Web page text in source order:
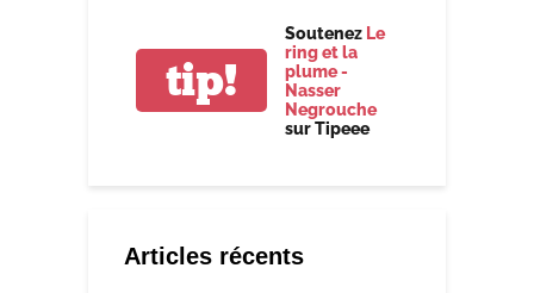
tip!
Soutenez Le
ring et la
plume -
Nasser
Negrouche
sur Tipeee
Articles récents